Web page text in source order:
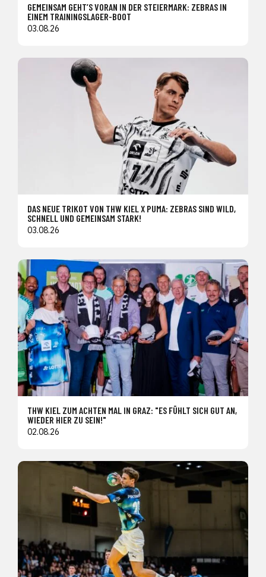
GEMEINSAM GEHT’S VORAN IN DER STEIERMARK: ZEBRAS IN
EINEM TRAININGSLAGER-BOOT
03.08.26
DAS NEUE TRIKOT VON THW KIEL X PUMA: ZEBRAS SIND WILD,
SCHNELL UND GEMEINSAM STARK!
03.08.26
THW KIEL ZUM ACHTEN MAL IN GRAZ: "ES FÜHLT SICH GUT AN,
WIEDER HIER ZU SEIN!"
02.08.26